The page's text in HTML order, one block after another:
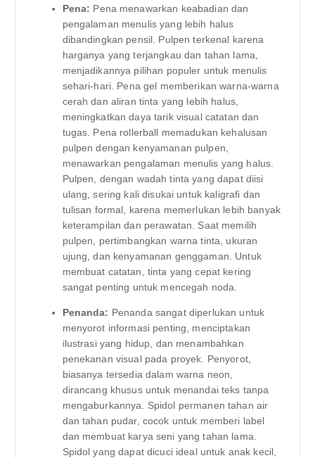
Pena: Pena menawarkan keabadian dan
pengalaman menulis yang lebih halus
dibandingkan pensil. Pulpen terkenal karena
harganya yang terjangkau dan tahan lama,
menjadikannya pilihan populer untuk menulis
sehari-hari. Pena gel memberikan warna-warna
cerah dan aliran tinta yang lebih halus,
meningkatkan daya tarik visual catatan dan
tugas. Pena rollerball memadukan kehalusan
pulpen dengan kenyamanan pulpen,
menawarkan pengalaman menulis yang halus.
Pulpen, dengan wadah tinta yang dapat diisi
ulang, sering kali disukai untuk kaligrafi dan
tulisan formal, karena memerlukan lebih banyak
keterampilan dan perawatan. Saat memilih
pulpen, pertimbangkan warna tinta, ukuran
ujung, dan kenyamanan genggaman. Untuk
membuat catatan, tinta yang cepat kering
sangat penting untuk mencegah noda.
Penanda: Penanda sangat diperlukan untuk
menyorot informasi penting, menciptakan
ilustrasi yang hidup, dan menambahkan
penekanan visual pada proyek. Penyorot,
biasanya tersedia dalam warna neon,
dirancang khusus untuk menandai teks tanpa
mengaburkannya. Spidol permanen tahan air
dan tahan pudar, cocok untuk memberi label
dan membuat karya seni yang tahan lama.
Spidol yang dapat dicuci ideal untuk anak kecil,